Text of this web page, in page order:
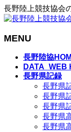
長野陸上競技協会
MENU
長野陸協
DATA_WEB
長野県記録
長野県
長野県
長野県
長野県
長野県